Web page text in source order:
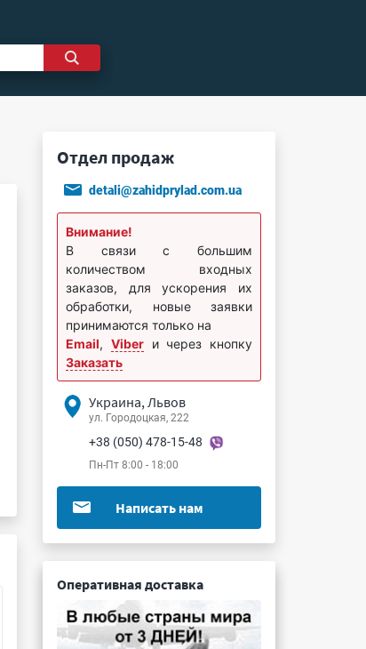
К75-15 8мкФ 3кВ 10%
Отдел продаж
detali@zahidprylad.com.ua
Внимание!
В связи с большим
количеством входных
заказов, для ускорения их
обработки, новые заявки
принимаются только на
Email, Viberи через кнопку
Заказать
Украина, Львов
ул. Городоцкая, 222
+38 (050) 478-15-48
Пн-Пт 8:00 - 18:00
Написать нам
Оперативная доставка